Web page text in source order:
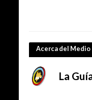
Acerca del Medio
La